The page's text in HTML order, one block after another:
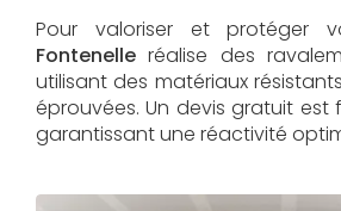
Pour valoriser et protéger
Fontenelle réalise des
utilisant des matériaux
éprouvées. Un devis gratuit est
garantissant une réactivité